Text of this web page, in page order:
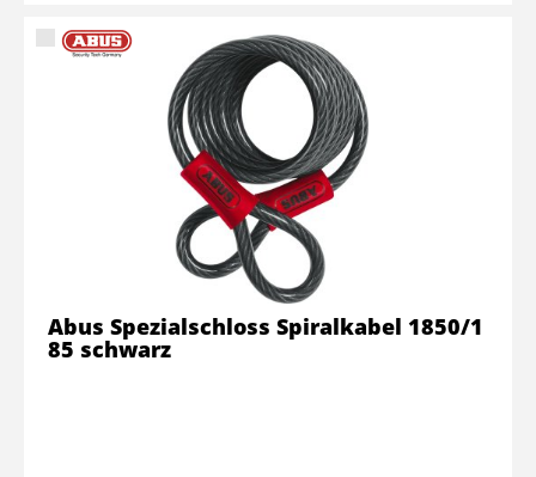
Abus Spezialschloss Spiralkabel 1850/1
85 schwarz